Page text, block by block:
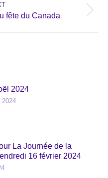
fête du Canada
2024
2024
La Journée de la
16 février 2024